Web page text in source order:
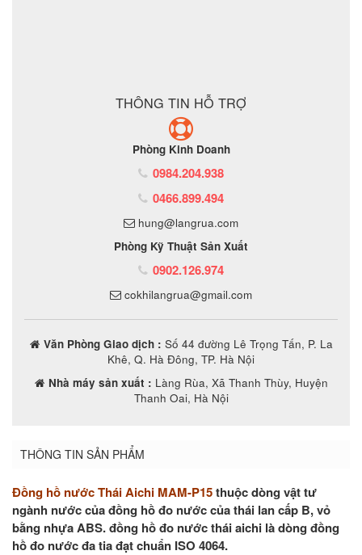
THÔNG TIN HỖ TRỢ
Phòng Kinh Doanh
0984.204.938
0466.899.494
hung@langrua.com
Phòng Kỹ Thuật Sản Xuất
0902.126.974
cokhilangrua@gmail.com
Văn Phòng Giao dịch : Số 44 đường Lê Trọng Tấn, P. La
Khê, Q. Hà Đông, TP. Hà Nội
Nhà máy sản xuất : Làng Rùa, Xã Thanh Thùy, Huyện
Thanh Oai, Hà Nội
THÔNG TIN SẢN PHẨM
Đồng hồ nước Thái Aichi MAM-P15thuộc dòng vật tư
ngành nước của đồng hồ đo nước của thái lan cấp B, vỏ
bằng nhựa ABS. đồng hồ đo nước thái aichi là dòng đồng
hồ đo nước đa tia đạt chuẩn ISO 4064.